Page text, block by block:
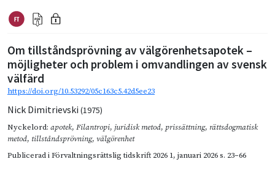
Om tillståndsprövning av välgörenhetsapotek –
möjligheter och problem i omvandlingen av svensk
välfärd
https://doi.org/10.53292/05c163c5.42d5ee23
Nick Dimitrievski (1975)
Nyckelord: apotek, Filantropi, juridisk metod, prissättning, rättsdogmatisk
metod, tillståndsprövning, välgörenhet
Publicerad iFörvaltningsrättslig tidskrift 2026 1, januari 2026s. 23–66